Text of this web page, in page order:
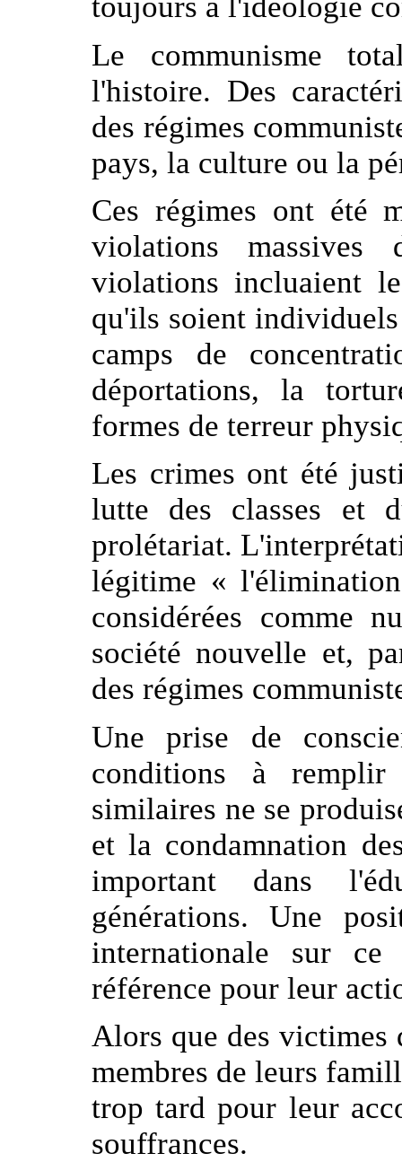
Le communisme
l'histoire. Des
des régimes
pays, la culture ou la
Ces régimes ont été
violations
violations incluaient
qu'ils soient
camps de
déportations, la
formes de terreur
Les crimes ont été
lutte des classes et
prolétariat.
légitime «
considérées comme
société nouvelle et,
des régimes
Une prise de
conditions à
similaires ne se
et la condamnation
important dans
générations. Une
internationale sur
référence pour leur
Alors que des victimes
membres de leurs
trop tard pour leur
souffrances.